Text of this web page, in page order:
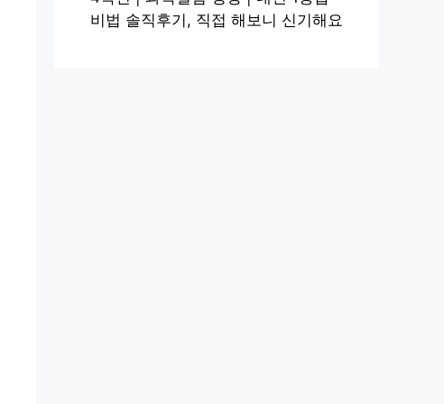
비법 솔직후기, 직접 해보니 신기해요